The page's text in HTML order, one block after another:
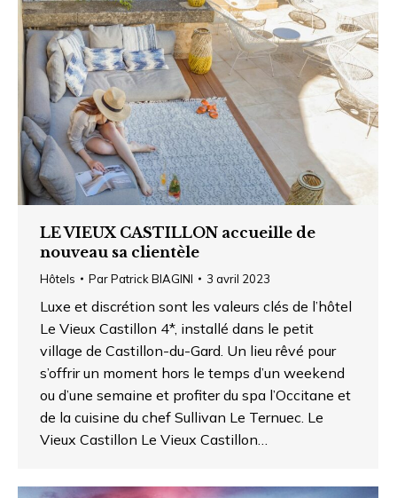
LE VIEUX CASTILLON accueille de
nouveau sa clientèle
Hôtels ParPatrick BIAGINI 3 avril 2023
Luxe et discrétion sont les valeurs clés de l’hôtel
Le Vieux Castillon 4*, installé dans le petit
village de Castillon-du-Gard. Un lieu rêvé pour
s’offrir un moment hors le temps d’un weekend
ou d’une semaine et profiter du spa l’Occitane et
de la cuisine du chef Sullivan Le Ternuec. Le
Vieux Castillon Le Vieux Castillon…